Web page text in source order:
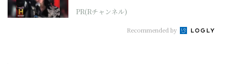
PR(Rチャンネル)
Recommended by